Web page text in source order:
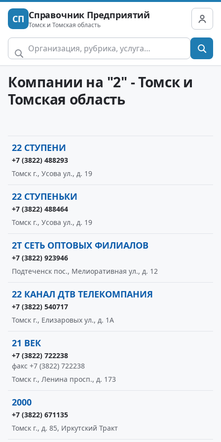
СП Справочник Предприятий
Томск и Томская область
Компании на "2" - Томск и
Томская область
22 СТУПЕНИ
+7 (3822) 488293
Томск г., Усова ул., д. 19
22 СТУПЕНЬКИ
+7 (3822) 488464
Томск г., Усова ул., д. 19
2Т СЕТЬ ОПТОВЫХ ФИЛИАЛОВ
+7 (3822) 923946
Подтеченск пос., Мелиоративная ул., д. 12
22 КАНАЛ ДТВ ТЕЛЕКОМПАНИЯ
+7 (3822) 540717
Томск г., Елизаровых ул., д. 1А
21 ВЕК
+7 (3822) 722238
факс +7 (3822) 722238
Томск г., Ленина просп., д. 173
2000
+7 (3822) 671135
Томск г., д. 85, Иркутский Тракт